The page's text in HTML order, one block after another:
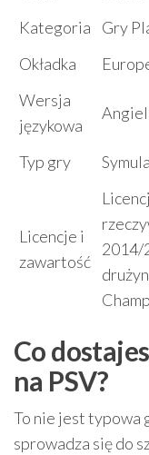
Kategoria
Gry
Okładka
Wersja
językowa
Typ gry
Licencje i
zawartość
2014/
Co
na PSV?
To nie jest typowa
sprowadza się do